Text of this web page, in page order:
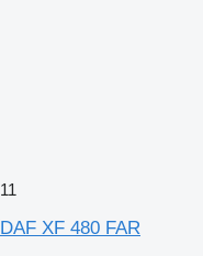
11
DAF XF 480 FAR